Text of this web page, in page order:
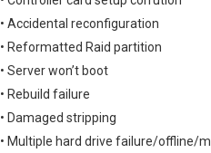
• Accidental reconfiguration
• Reformatted Raid partition
• Server won’t boot
• Rebuild failure
• Damaged stripping
• Multiple hard drive failure/offline/